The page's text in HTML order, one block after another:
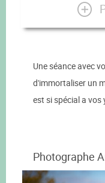
Une séance avec
d'immortaliser un
est si spécial a vos
Photographe